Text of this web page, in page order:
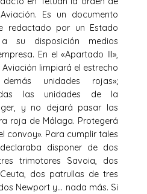
Es un documento
redactado por un Estado
su disposición medios
En el «Apartado III»,
Aviación limpiará el estrecho
unidades rojas»;
las unidades de la
y no dejará pasar las
roja de Málaga. Protegerá
convoy». Para cumplir tales
disponer de dos
trimotores Savoia, dos
dos patrullas de tres
Newport y… nada más. Si